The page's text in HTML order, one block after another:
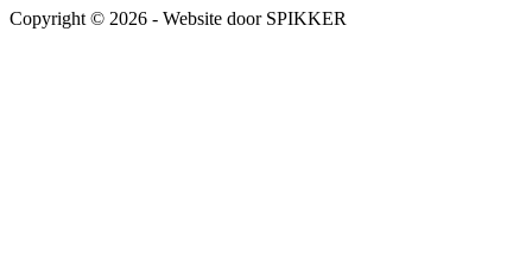
Copyright © 2026 - Website door SPIKKER